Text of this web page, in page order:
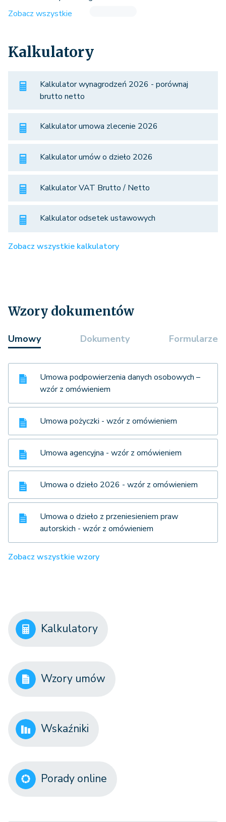
Zobacz wszystkie
Kalkulatory
Kalkulator wynagrodzeń 2026 - porównaj
brutto netto
Kalkulator umowa zlecenie 2026
Kalkulator umów o dzieło 2026
Kalkulator VAT Brutto / Netto
Kalkulator odsetek ustawowych
Zobacz wszystkie kalkulatory
Wzory dokumentów
Umowy Dokumenty Formularze
Umowa podpowierzenia danych osobowych –
wzór z omówieniem
Umowa pożyczki - wzór z omówieniem
Umowa agencyjna - wzór z omówieniem
Umowa o dzieło 2026 - wzór z omówieniem
Umowa o dzieło z przeniesieniem praw
autorskich - wzór z omówieniem
Zobacz wszystkie wzory
Kalkulatory
Wzory umów
Wskaźniki
Porady online